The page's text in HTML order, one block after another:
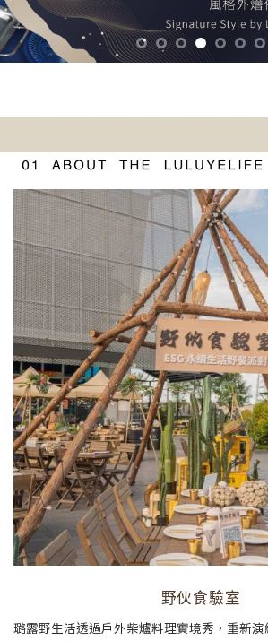
野伙食驗室
璐露野生活透過戶外柴爐料理實境秀，重新